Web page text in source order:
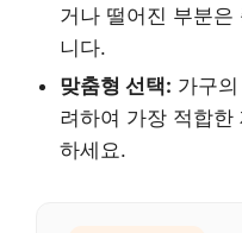
거나 떨어진 부분
니다.
맞춤형 선택: 가구
려하여 가장 적합한
하세요.